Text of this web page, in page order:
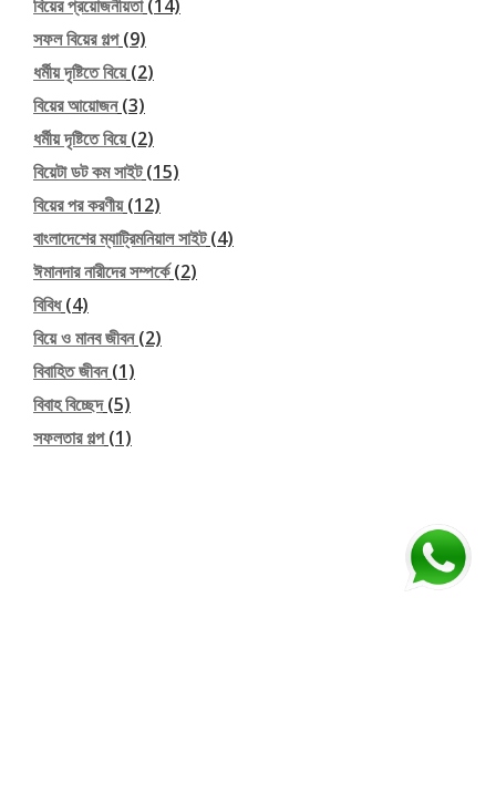
বিয়ের প্রয়োজনীয়তা(14)
সফল বিয়ের গল্প(9)
ধর্মীয় দৃষ্টিতে বিয়ে(2)
বিয়ের আয়োজন(3)
ধর্মীয় দৃষ্টিতে বিয়ে(2)
বিয়েটা ডট কম সাইট(15)
বিয়ের পর করণীয়(12)
বাংলাদেশের ম্যাট্রিমনিয়াল সাইট(4)
ঈমানদার নারীদের সম্পর্কে(2)
বিবিধ(4)
বিয়ে ও মানব জীবন(2)
বিবাহিত জীবন(1)
বিবাহ বিচ্ছেদ(5)
সফলতার গল্প(1)